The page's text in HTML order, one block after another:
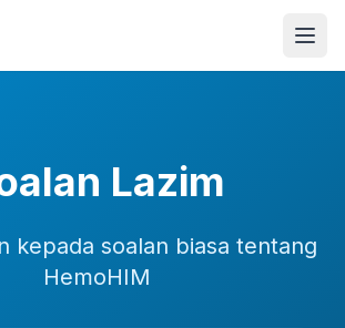
Lazim
kepada soalan biasa tentang
HemoHIM